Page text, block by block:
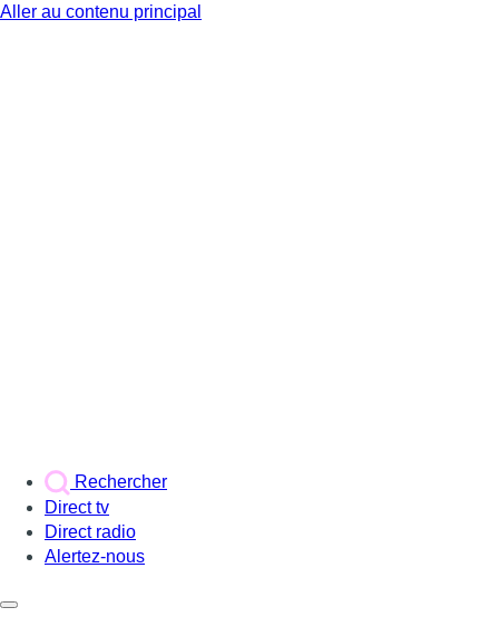
Aller au contenu principal
Rechercher
Direct tv
Direct radio
Alertez-nous